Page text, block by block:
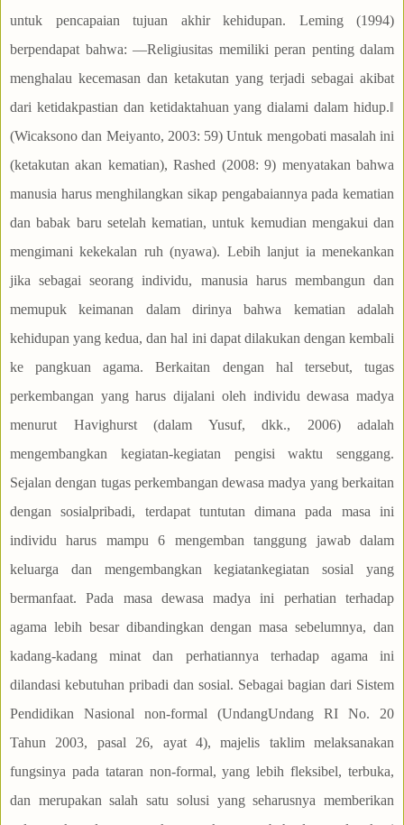
untuk pencapaian tujuan akhir kehidupan. Leming (1994)
berpendapat bahwa: ―Religiusitas memiliki peran penting dalam
menghalau kecemasan dan ketakutan yang terjadi sebagai akibat
dari ketidakpastian dan ketidaktahuan yang dialami dalam hidup.‖
(Wicaksono dan Meiyanto, 2003: 59) Untuk mengobati masalah ini
(ketakutan akan kematian), Rashed (2008: 9) menyatakan bahwa
manusia harus menghilangkan sikap pengabaiannya pada kematian
dan babak baru setelah kematian, untuk kemudian mengakui dan
mengimani kekekalan ruh (nyawa). Lebih lanjut ia menekankan
jika sebagai seorang individu, manusia harus membangun dan
memupuk keimanan dalam dirinya bahwa kematian adalah
kehidupan yang kedua, dan hal ini dapat dilakukan dengan kembali
ke pangkuan agama. Berkaitan dengan hal tersebut, tugas
perkembangan yang harus dijalani oleh individu dewasa madya
menurut Havighurst (dalam Yusuf, dkk., 2006) adalah
mengembangkan kegiatan-kegiatan pengisi waktu senggang.
Sejalan dengan tugas perkembangan dewasa madya yang berkaitan
dengan sosialpribadi, terdapat tuntutan dimana pada masa ini
individu harus mampu 6 mengemban tanggung jawab dalam
keluarga dan mengembangkan kegiatankegiatan sosial yang
bermanfaat. Pada masa dewasa madya ini perhatian terhadap
agama lebih besar dibandingkan dengan masa sebelumnya, dan
kadang-kadang minat dan perhatiannya terhadap agama ini
dilandasi kebutuhan pribadi dan sosial. Sebagai bagian dari Sistem
Pendidikan Nasional non-formal (UndangUndang RI No. 20
Tahun 2003, pasal 26, ayat 4), majelis taklim melaksanakan
fungsinya pada tataran non-formal, yang lebih fleksibel, terbuka,
dan merupakan salah satu solusi yang seharusnya memberikan